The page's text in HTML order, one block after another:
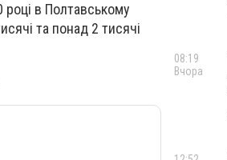
році в Полтавському
та понад 2 тисячі
08:19
Вчора